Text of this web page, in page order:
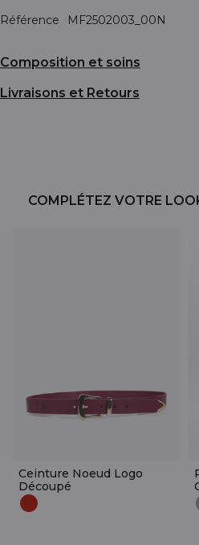
Référence
MF2502003_00N
Composition et soins
Livraisons et Retours
COMPLÉTEZ VOTRE
Ceinture Noeud Logo
Découpé